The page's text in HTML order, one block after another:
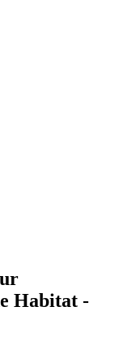
Habitat -